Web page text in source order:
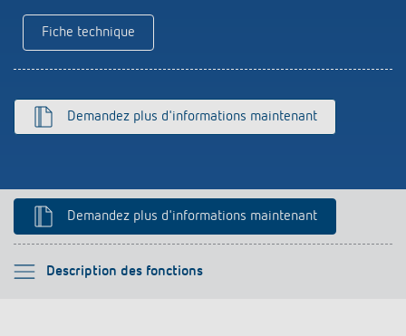
Références
Télérupteur impulsionnel OKTO de Theben
Fiche technique
Demandez plus d'informations maintenant
Demandez plus d'informations maintenant
Description des fonctions
Veuillez sélectionner